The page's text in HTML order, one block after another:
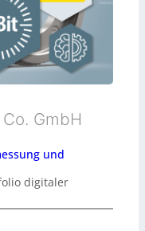
GmbH
und
digitaler